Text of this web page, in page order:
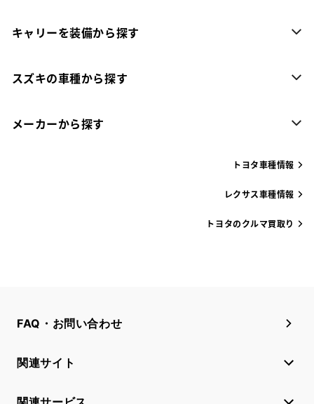
キャリーを装備から探す
スズキの車種から探す
メーカーから探す
トヨタ車種情報
レクサス車種情報
トヨタのクルマ買取り
FAQ・お問い合わせ
関連サイト